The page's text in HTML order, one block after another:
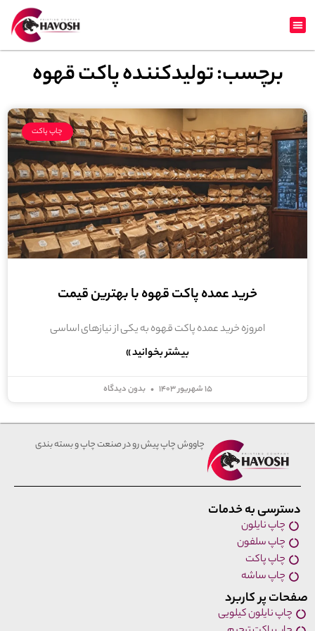
برچسب: تولیدکننده پاکت قهوه
چاپ پاکت
خرید عمده پاکت قهوه با بهترین قیمت
امروزه خرید عمده پاکت قهوه به یکی از نیازهای اساسی
بیشتر بخوانید »
۱۵ شهریور ۱۴۰۳ بدون دیدگاه
چاووش چاپ پیش رو در صنعت چاپ و بسته بندی
دسترسی به خدمات
چاپ نایلون
چاپ سلفون
چاپ پاکت
چاپ ساشه
صفحات پر کاربرد
چاپ نایلون کیلویی